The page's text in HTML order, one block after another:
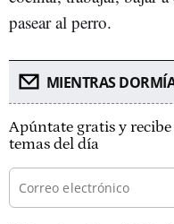
pasear al perro.
MIENTRAS
Apúntate gratis y
temas del día